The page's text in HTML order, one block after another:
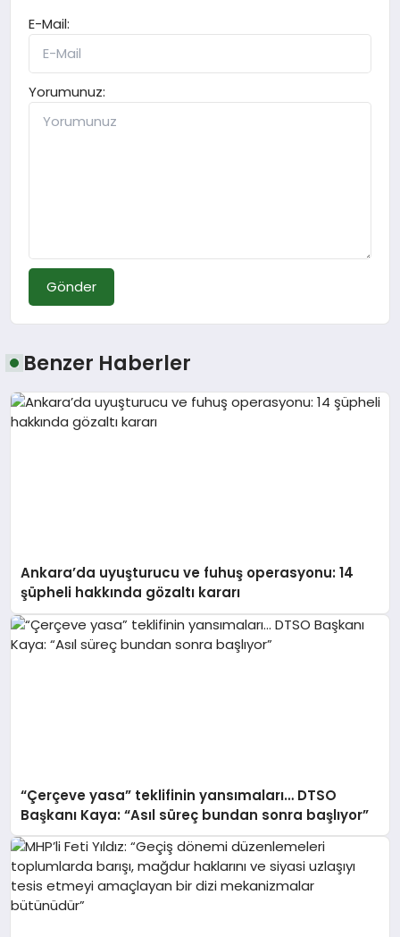
E-Mail:
Yorumunuz:
Gönder
Benzer Haberler
Ankara’da uyuşturucu ve fuhuş operasyonu: 14
şüpheli hakkında gözaltı kararı
“Çerçeve yasa” teklifinin yansımaları… DTSO
Başkanı Kaya: “Asıl süreç bundan sonra başlıyor”